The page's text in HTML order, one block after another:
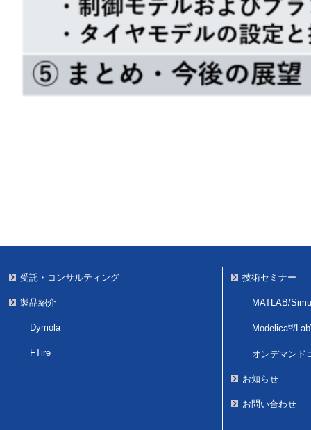
受託・コンサルティング
製品紹介
Dymola
FTire
技術セミナー
MATLAB/
Modelica®/
オンデマンド
お知らせ
お問い合わせ